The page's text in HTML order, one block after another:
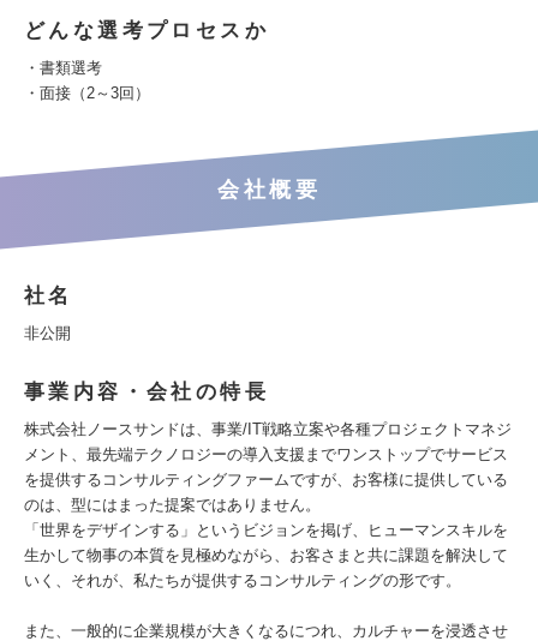
どんな選考プロセスか
・書類選考
・面接（2～3回）
会社概要
社名
非公開
事業内容・会社の特長
株式会社ノースサンドは、事業/IT戦略立案や各種プロジェクトマネジ
メント、最先端テクノロジーの導入支援までワンストップでサービス
を提供するコンサルティングファームですが、お客様に提供している
のは、型にはまった提案ではありません。
「世界をデザインする」というビジョンを掲げ、ヒューマンスキルを
生かして物事の本質を見極めながら、お客さまと共に課題を解決して
いく、それが、私たちが提供するコンサルティングの形です。
また、一般的に企業規模が大きくなるにつれ、カルチャーを浸透させ